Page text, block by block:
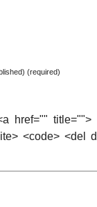
(required)
href="" title="">
<code> <del